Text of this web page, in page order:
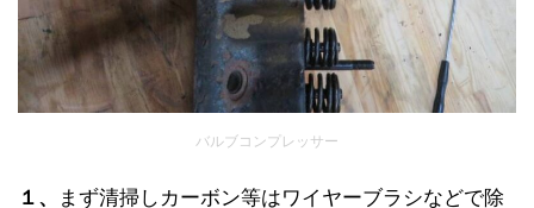
バルブコンプレッサー
１、
まず清掃しカーボン等はワイヤーブラシなどで除